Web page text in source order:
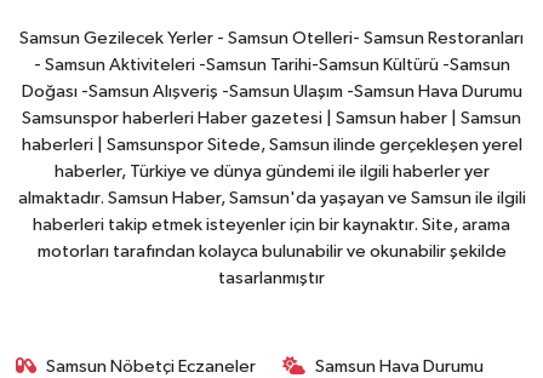
Samsun Gezilecek Yerler - Samsun Otelleri- Samsun Restoranları
- Samsun Aktiviteleri -Samsun Tarihi-Samsun Kültürü -Samsun
Doğası -Samsun Alışveriş -Samsun Ulaşım -Samsun Hava Durumu
Samsunspor haberleri Haber gazetesi | Samsun haber | Samsun
haberleri | Samsunspor Sitede, Samsun ilinde gerçekleşen yerel
haberler, Türkiye ve dünya gündemi ile ilgili haberler yer
almaktadır. Samsun Haber, Samsun'da yaşayan ve Samsun ile ilgili
haberleri takip etmek isteyenler için bir kaynaktır. Site, arama
motorları tarafından kolayca bulunabilir ve okunabilir şekilde
tasarlanmıştır
Samsun Nöbetçi Eczaneler Samsun Hava Durumu